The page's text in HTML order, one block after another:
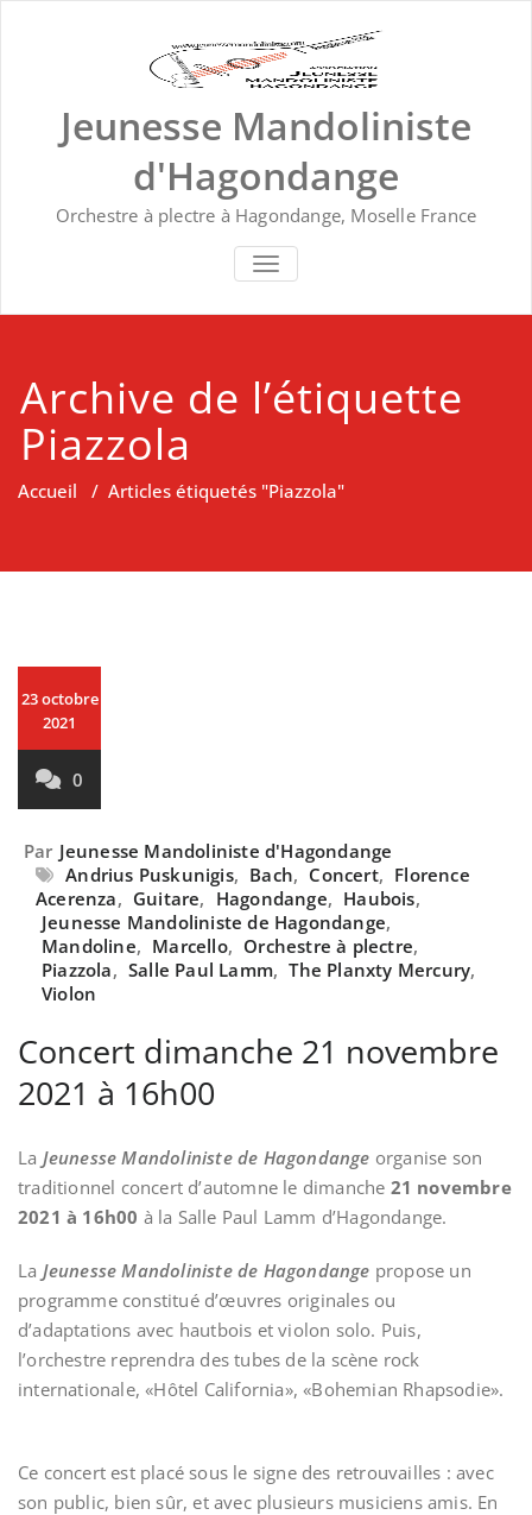
Jeunesse Mandoliniste
d'Hagondange
Orchestre à plectre à Hagondange, Moselle France
TOGGLE NAVIGATION
Archive de l’étiquette
Piazzola
Accueil / Articles étiquetés "Piazzola"
23 octobre
2021
0
Par Jeunesse Mandoliniste d'Hagondange
Andrius Puskunigis, Bach, Concert, Florence
Acerenza, Guitare, Hagondange, Haubois,
Jeunesse Mandoliniste de Hagondange,
Mandoline, Marcello, Orchestre à plectre,
Piazzola, Salle Paul Lamm, The Planxty Mercury,
Violon
Concert dimanche 21 novembre
2021 à 16h00
La Jeunesse Mandoliniste de Hagondange organise son
traditionnel concert d’automne le dimanche 21 novembre
2021 à 16h00 à la Salle Paul Lamm d’Hagondange.
La Jeunesse Mandoliniste de Hagondange propose un
programme constitué d’œuvres originales ou
d’adaptations avec hautbois et violon solo. Puis,
l’orchestre reprendra des tubes de la scène rock
internationale, «Hôtel California», «Bohemian Rhapsodie».
Ce concert est placé sous le signe des retrouvailles : avec
son public, bien sûr, et avec plusieurs musiciens amis. En